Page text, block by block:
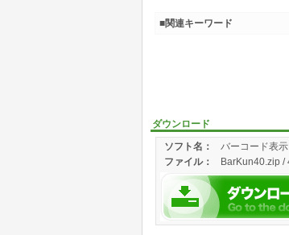
ダウンロード
ソフト名：
バーコード表
ファイル： BarKun40.zip /
■関連キーワード